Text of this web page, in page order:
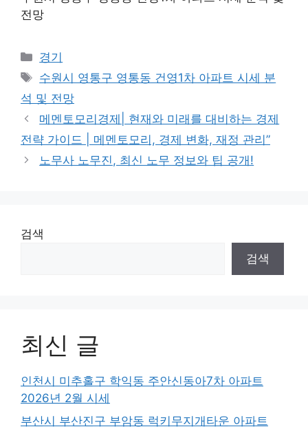
전망
Categories
경기
Tags
수원시 영통구 영통동 건영1차 아파트 시세 분
석 및 전망
메멘토모리경제| 현재와 미래를 대비하는 경제
전략 가이드 | 메멘토모리, 경제 변화, 재정 관리”
노무사 노무진, 최신 노무 정보와 팁 공개!
검색
검색
최신 글
인천시 미추홀구 학익동 주안신동아7차 아파트
2026년 2월 시세
부산시 부산진구 부암동 럭키무지개타운 아파트